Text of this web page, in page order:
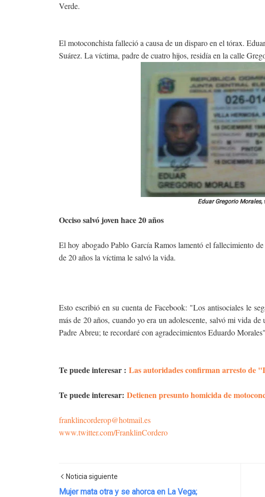
Verde.
El motoconchista falleció a causa de un disparo en el tórax.
Suárez. La víctima, padre de cuatro hijos, residía en la calle
Eduar Gregorio Morales,
Occiso salvó joven hace 20 años
El hoy abogado Pablo García Ramos lamentó el fallecimiento
de 20 años la víctima le salvó la vida.
Esto escribió en su cuenta de Facebook: "Los antisociales le
más de 20 años, cuando yo era un adolescente, salvó mi vida
Padre Abreu; te recordaré con agradecimientos Eduardo
Te puede interesar : Las autoridades confirman arresto de
Te puede interesar: Detienen presunto homicida de
franklincorderop@hotmail.es
www.twitter.com/FranklinCordero
Noticia siguiente
Mujer mata otra y se ahorca en La Vega;